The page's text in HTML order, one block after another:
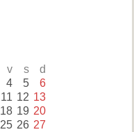
v s d
4 5 6
11 12 13
18 19 20
25 26 27